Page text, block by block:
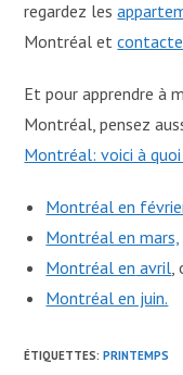
regardez les
Montréal et
Et pour apprendre à
Montréal, pensez
Montréal: voici à
Montréal en
Montréal en mars,
Montréal en avril
Montréal en juin.
ÉTIQUETTES:PRINTEMPS